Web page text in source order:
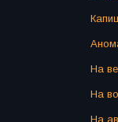
На
На
На